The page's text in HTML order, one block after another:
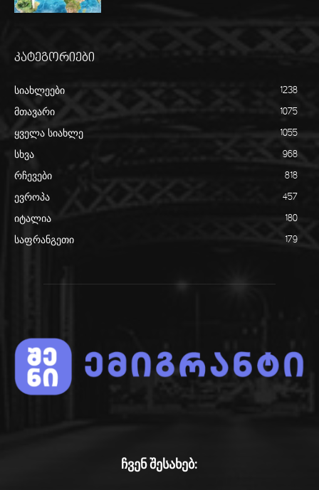
კატეგორიები
სიახლეები 1238
მთავარი 1075
ყველა სიახლე 1055
სხვა 968
რჩევები 818
ევროპა 457
იტალია 180
საფრანგეთი 179
ჩვენ შესახებ: